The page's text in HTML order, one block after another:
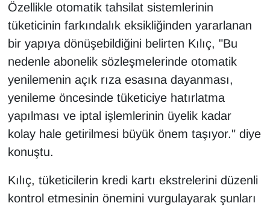
Özellikle otomatik tahsilat sistemlerinin
tüketicinin farkındalık eksikliğinden yararlanan
bir yapıya dönüşebildiğini belirten Kılıç, "Bu
nedenle abonelik sözleşmelerinde otomatik
yenilemenin açık rıza esasına dayanması,
yenileme öncesinde tüketiciye hatırlatma
yapılması ve iptal işlemlerinin üyelik kadar
kolay hale getirilmesi büyük önem taşıyor." diye
konuştu.
Kılıç, tüketicilerin kredi kartı ekstrelerini düzenli
kontrol etmesinin önemini vurgulayarak şunları